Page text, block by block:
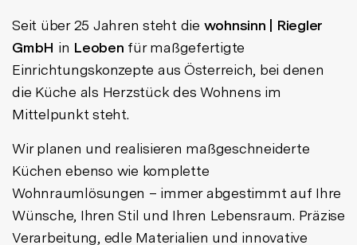
Seit über 25 Jahren steht die wohnsinn | Riegler
GmbH in Leoben für maßgefertigte
Einrichtungskonzepte aus Österreich, bei denen
die Küche als Herzstück des Wohnens im
Mittelpunkt steht.
Wir planen und realisieren maßgeschneiderte
Küchen ebenso wie komplette
Wohnraumlösungen – immer abgestimmt auf Ihre
Wünsche, Ihren Stil und Ihren Lebensraum. Präzise
Verarbeitung, edle Materialien und innovative